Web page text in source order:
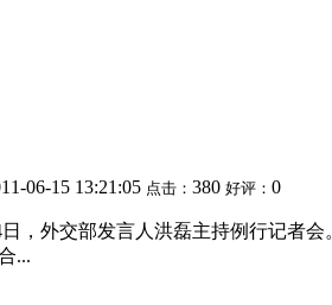
06-15 13:21:05 点击： 380 好评： 0
，外交部发言人洪磊主持例行记者
...